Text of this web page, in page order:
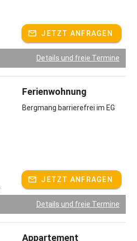
JETZT ANFRAGEN
Details und freie Termine
Ferienwohnung
Bergmang barrierefrei im EG
JETZT ANFRAGEN
Details und freie Termine
Appartement